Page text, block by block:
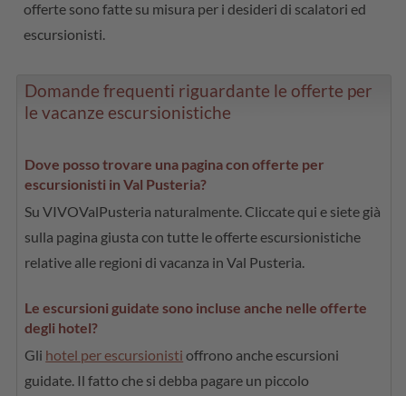
offerte sono fatte su misura per i desideri di scalatori ed
escursionisti.
Domande frequenti riguardante le offerte per
le vacanze escursionistiche
Dove posso trovare una pagina con offerte per
escursionisti in Val Pusteria?
Su VIVOValPusteria naturalmente. Cliccate qui e siete già
sulla pagina giusta con tutte le offerte escursionistiche
relative alle regioni di vacanza in Val Pusteria.
Le escursioni guidate sono incluse anche nelle offerte
degli hotel?
Gli hotel per escursionisti offrono anche escursioni
guidate. Il fatto che si debba pagare un piccolo